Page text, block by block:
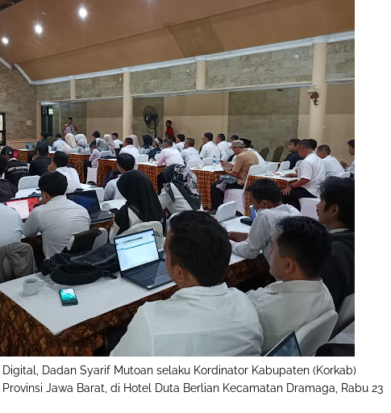
Dadan Syarif Mutoan selaku Kordinator Kabupaten (Korkab)
Jawa Barat, di Hotel Duta Berlian Kecamatan Dramaga, Rabu 23